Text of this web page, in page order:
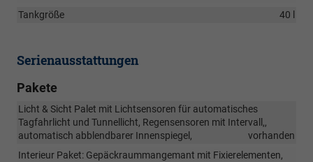
Tankgröße
40 l
Serienausstattungen
Pakete
Licht & Sicht Palet mit Lichtsensoren für automatisches
Tagfahrlicht und Tunnellicht, Regensensoren mit Intervall,,
automatisch abblendbarer Innenspiegel,
vorhanden
Interieur Paket: Gepäckraummangemant mit Fixierelementen,